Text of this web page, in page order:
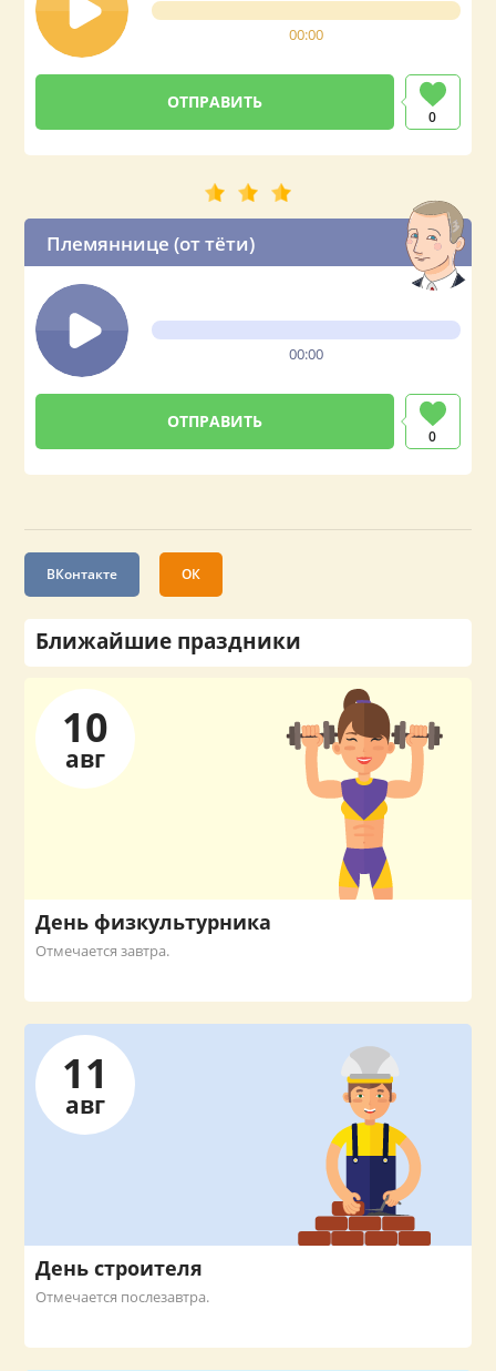
00:00
0
Племяннице (от тёти)
00:00
0
ВКонтакте ОК
Ближайшие праздники
10
авг
День физкультурника
Отмечается завтра.
11
авг
День строителя
Отмечается послезавтра.